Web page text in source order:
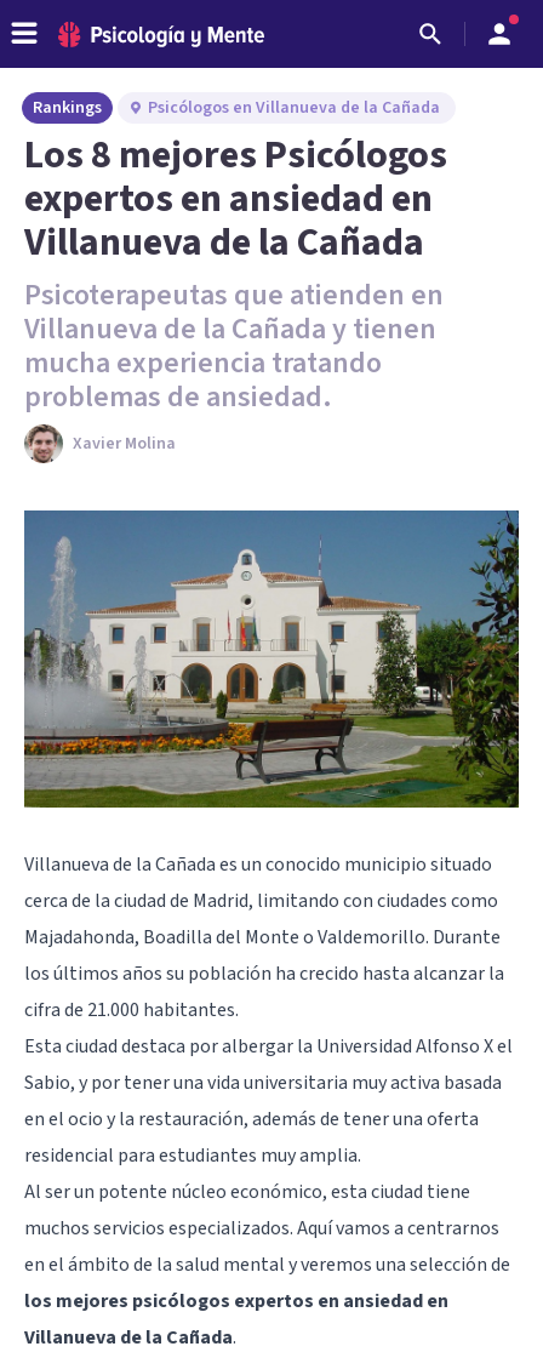
Rankings Psicólogos en Villanueva de la Cañada
Los 8 mejores Psicólogos
expertos en ansiedad en
Villanueva de la Cañada
Psicoterapeutas que atienden en
Villanueva de la Cañada y tienen
mucha experiencia tratando
problemas de ansiedad.
Xavier Molina
Villanueva de la Cañada es un conocido municipio situado
cerca de la ciudad de Madrid, limitando con ciudades como
Majadahonda, Boadilla del Monte o Valdemorillo. Durante
los últimos años su población ha crecido hasta alcanzar la
cifra de 21.000 habitantes.
Esta ciudad destaca por albergar la Universidad Alfonso X el
Sabio, y por tener una vida universitaria muy activa basada
en el ocio y la restauración, además de tener una oferta
residencial para estudiantes muy amplia.
Al ser un potente núcleo económico, esta ciudad tiene
muchos servicios especializados. Aquí vamos a centrarnos
en el ámbito de la salud mental y veremos una selección de
los mejores psicólogos expertos en ansiedad en
Villanueva de la Cañada.